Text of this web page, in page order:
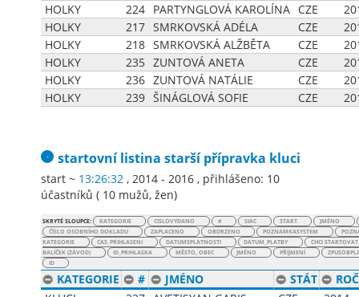
HOLKY
224 PARTYNGLOVÁ KAROLÍNA CZE
HOLKY
217 SMRKOVSKÁ ADÉLA CZE
HOLKY
218 SMRKOVSKÁ ALŽBĚTA CZE
HOLKY
235 ZUNTOVÁ ANETA CZE
HOLKY
236 ZUNTOVÁ NATÁLIE CZE
HOLKY
239 ŠINÁGLOVÁ SOFIE CZE
startovní listinastarší přípravka kluci
start ~ 13:26:32 , 2014 - 2016, přihlášeno: 10
účastníků (10 mužů, žen)
SKRYTÉ SLOUPCE: KATEGORIE CISLOVYDANO # SIAC START
JMÉNO
ČÍSLO OSOBNÍHO DOKLADU
ZAPLACENO OBDRZENO POZNAMKASYSTEM
KATEGORIE
CAS_PRIHLASENI DATUMSPLATNOSTI DATUM_PLATBY
CHCI
BALÍČEK (ZÁVOD)
ID_PRIHLASKA MĚSTO, OBEC JMÉNO PŘÍJMENÍ
ID
KATEGORIE # JMÉNO STÁT